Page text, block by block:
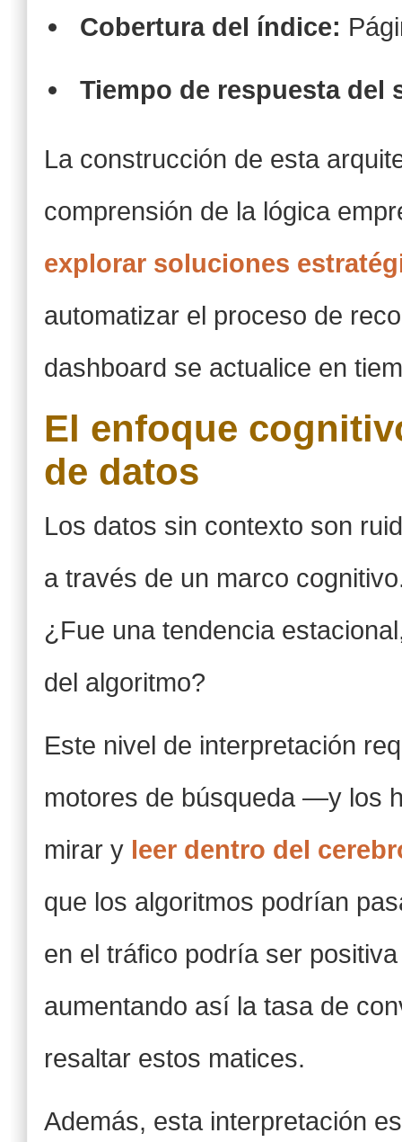
Cobertura del índice:
Tiempo de respuesta del
La construcción de esta
comprensión de la lógica
explorar soluciones
automatizar el proceso de
dashboard se actualice en
El enfoque
de datos
Los datos sin contexto son
a través de un marco
¿Fue una tendencia
del algoritmo?
Este nivel de interpretación
motores de búsqueda —y los
mirar y leer dentro del
que los algoritmos podrían
en el tráfico podría ser
aumentando así la tasa de
resaltar estos matices.
Además, esta interpretación